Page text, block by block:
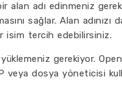
adı edinmeniz
sağlar. Alan
isim tercih edebilirsiniz.
gerekiyor.
veya dosya yöneticisi